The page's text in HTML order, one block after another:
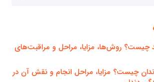
چیست؟ روش‌ها، مزایا، مراحل و مراقبت‌های
چیست؟ مزایا، مراحل انجام و نقش آن در